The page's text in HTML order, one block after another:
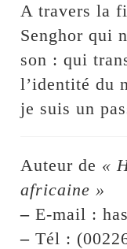
A travers la
Senghor qui
son : qui
l’identité du
je suis un
Auteur de «
africaine »
– E-mail :
– Tél :